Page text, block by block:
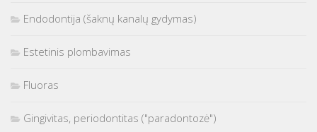
Endodontija (šaknų kanalų gydymas)
Estetinis plombavimas
Fluoras
Gingivitas, periodontitas ("paradontozė")